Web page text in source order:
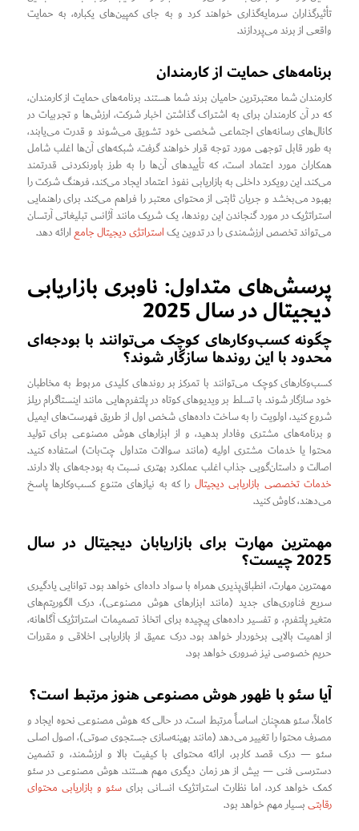
تأثیرگذاران سرمایه‌گذاری خواهند کرد و به جای کمپین‌های یکباره، به حمایت
واقعی از برند می‌پردازند.
برنامه‌های حمایت از کارمندان
کارمندان شما معتبرترین حامیان برند شما هستند. برنامه‌های حمایت از کارمندان،
که در آن کارمندان برای به اشتراک گذاشتن اخبار شرکت، ارزش‌ها و تجربیات در
کانال‌های رسانه‌های اجتماعی شخصی خود تشویق می‌شوند و قدرت می‌یابند،
به طور قابل توجهی مورد توجه قرار خواهند گرفت. شبکه‌های آن‌ها اغلب شامل
همکاران مورد اعتماد است، که تأییدهای آن‌ها را به طرز باورنکردنی قدرتمند
می‌کند. این رویکرد داخلی به بازاریابی نفوذ اعتماد ایجاد می‌کند، فرهنگ شرکت را
بهبود می‌بخشد و جریان ثابتی از محتوای معتبر را فراهم می‌کند. برای راهنمایی
استراتژیک در مورد گنجاندن این روندها، یک شریک مانند آژانس تبلیغاتی آرتسان
می‌تواند تخصص ارزشمندی را در تدوین یکاستراتژی دیجیتال جامعارائه دهد.
پرسش‌های متداول: ناوبری بازاریابی
دیجیتال در سال 2025
چگونه کسب‌وکارهای کوچک می‌توانند با بودجه‌ای
محدود با این روندها سازگار شوند؟
کسب‌وکارهای کوچک می‌توانند با تمرکز بر روندهای کلیدی مربوط به مخاطبان
خود سازگار شوند. با تسلط بر ویدیوهای کوتاه در پلتفرم‌هایی مانند اینستاگرام ریلز
شروع کنید، اولویت را به ساخت داده‌های شخص اول از طریق فهرست‌های ایمیل
و برنامه‌های مشتری وفادار بدهید، و از ابزارهای هوش مصنوعی برای تولید
محتوا یا خدمات مشتری اولیه (مانند سوالات متداول چت‌بات) استفاده کنید.
اصالت و داستان‌گویی جذاب اغلب عملکرد بهتری نسبت به بودجه‌های بالا دارند.
خدمات تخصصی بازاریابی دیجیتال را که به نیازهای متنوع کسب‌وکارها پاسخ
می‌دهند، کاوش کنید.
مهمترین مهارت برای بازاریابان دیجیتال در سال
2025 چیست؟
مهمترین مهارت، انطباق‌پذیری همراه با سواد داده‌ای خواهد بود. توانایی یادگیری
سریع فناوری‌های جدید (مانند ابزارهای هوش مصنوعی)، درک الگوریتم‌های
متغیر پلتفرم، و تفسیر داده‌های پیچیده برای اتخاذ تصمیمات استراتژیک آگاهانه،
از اهمیت بالایی برخوردار خواهد بود. درک عمیق از بازاریابی اخلاقی و مقررات
حریم خصوصی نیز ضروری خواهد بود.
آیا سئو با ظهور هوش مصنوعی هنوز مرتبط است؟
کاملاً، سئو همچنان اساساً مرتبط است. در حالی که هوش مصنوعی نحوه ایجاد و
مصرف محتوا را تغییر می‌دهد (مانند بهینه‌سازی جستجوی صوتی)، اصول اصلی
سئو — درک قصد کاربر، ارائه محتوای با کیفیت بالا و ارزشمند، و تضمین
دسترسی فنی — بیش از هر زمان دیگری مهم هستند. هوش مصنوعی در سئو
کمک خواهد کرد، اما نظارت استراتژیک انسانی برایسئو و بازاریابی محتوای
رقابتیبسیار مهم خواهد بود.